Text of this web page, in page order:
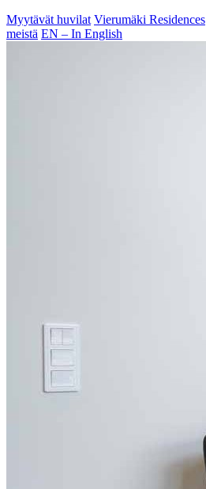
Myytävät huvilat Vierumäki Residences
meistä EN – In English